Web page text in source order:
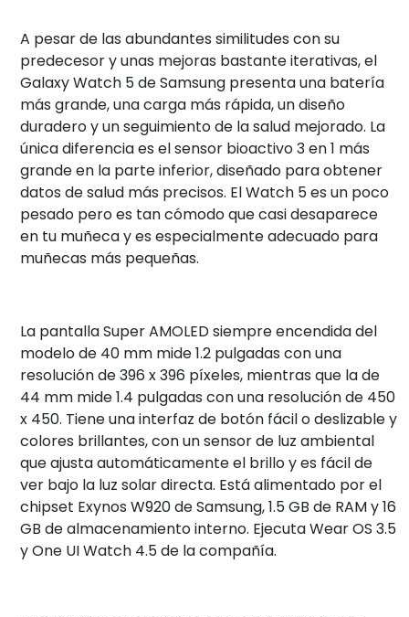
A pesar de las abundantes similitudes con su
predecesor y unas mejoras bastante iterativas, el
Galaxy Watch 5 de Samsung presenta una batería
más grande, una carga más rápida, un diseño
duradero y un seguimiento de la salud mejorado. La
única diferencia es el sensor bioactivo 3 en 1 más
grande en la parte inferior, diseñado para obtener
datos de salud más precisos. El Watch 5 es un poco
pesado pero es tan cómodo que casi desaparece
en tu muñeca y es especialmente adecuado para
muñecas más pequeñas.
La pantalla Super AMOLED siempre encendida del
modelo de 40 mm mide 1.2 pulgadas con una
resolución de 396 x 396 píxeles, mientras que la de
44 mm mide 1.4 pulgadas con una resolución de 450
x 450. Tiene una interfaz de botón fácil o deslizable y
colores brillantes, con un sensor de luz ambiental
que ajusta automáticamente el brillo y es fácil de
ver bajo la luz solar directa. Está alimentado por el
chipset Exynos W920 de Samsung, 1.5 GB de RAM y 16
GB de almacenamiento interno. Ejecuta Wear OS 3.5
y One UI Watch 4.5 de la compañía.